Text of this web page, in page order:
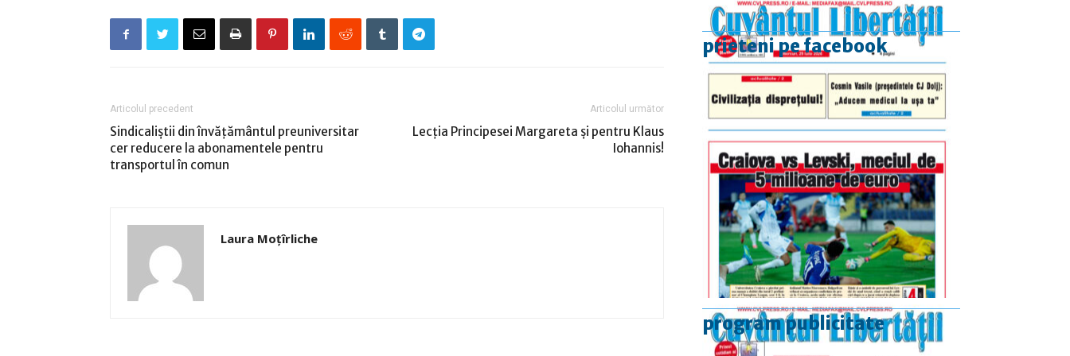
Articolul precedent
Sindicaliştii din învăţământul preuniversitar
cer reducere la abonamentele pentru
transportul în comun
Articolul următor
Lecţia Principesei Margareta şi pentru Klaus
Iohannis!
Laura Moţîrliche
prieteni pe facebook
program publicitate